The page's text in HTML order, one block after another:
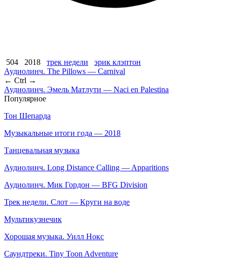
504 2018 трек недели
эрик клэптон
Аудиолинч. The Pillows — Carnival
← Ctrl →
Аудиолинч. Эмель Матлути — Naci en Palestina
Популярное
Тон Шепарда
Музыкальные итоги года — 2018
Танцевальная музыка
Аудиолинч. Long Distance Calling — Apparitions
Аудиолинч. Мик Гордон — BFG Division
Трек недели. Слот — Круги на воде
Мультикузнечик
Хорошая музыка. Уилл Нокс
Саундтреки. Tiny Toon Adventure